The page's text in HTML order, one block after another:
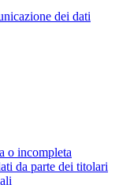
dei dati
o incompleta
da parte dei titolari